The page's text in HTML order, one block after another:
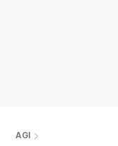
AGI